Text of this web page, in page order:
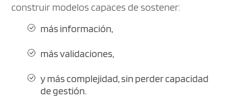
construir modelos capaces de sostener:
más información,
más validaciones,
y más complejidad, sin perder capacidad
de gestión.